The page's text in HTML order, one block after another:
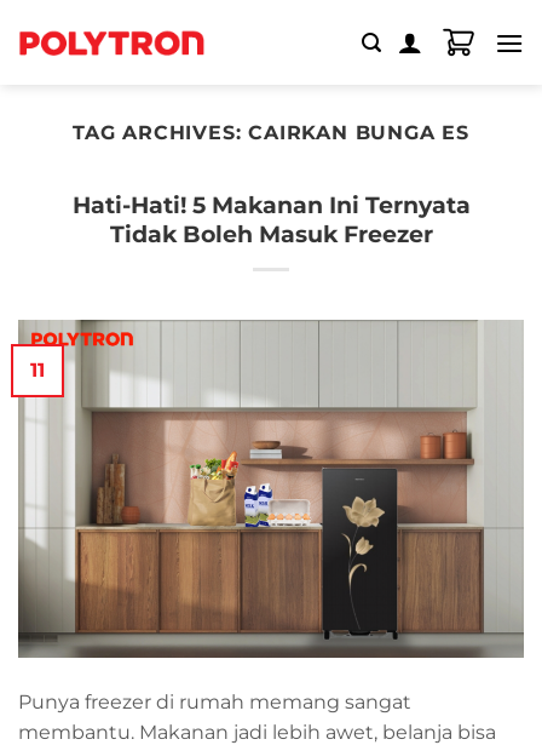
TAG ARCHIVES:CAIRKAN BUNGA ES
Hati-Hati! 5 Makanan Ini Ternyata
Tidak Boleh Masuk Freezer
11
Punya freezer di rumah memang sangat
membantu. Makanan jadi lebih awet, belanja bisa